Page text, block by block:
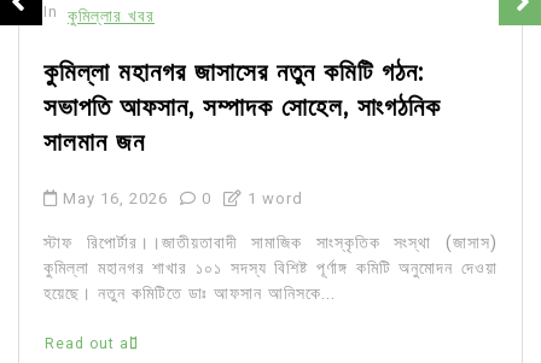
In কুমিল্লার খবর
কুমিল্লা মহানগর জাসাসের নতুন কমিটি গঠন:
সভাপতি আফসান, সম্পাদক সোহেল, সাংগঠনিক
সালমান জন
May 16, 2026 0 1 word
স্টাফ রিপোর্টার।।জাতীয়তাবাদী সামাজিক সাংস্কৃতিক সংস্থা (জাসাস)
কুমিল্লা মহানগর শাখার ১০১ সদস্য বিশিষ্ট পূর্ণাঙ্গ কমিটি অনুমোদন দেওয়া
হয়েছে। নতুন কমিটিতে ডাঃ আফসান আনিসকে...
Read out all